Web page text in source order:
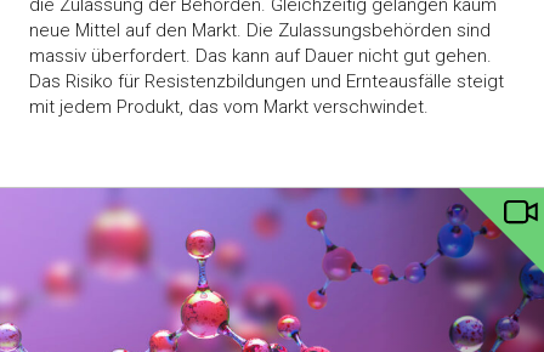
die Zulassung der Behörden. Gleichzeitig gelangen kaum
neue Mittel auf den Markt. Die Zulassungsbehörden sind
massiv überfordert. Das kann auf Dauer nicht gut gehen.
Das Risiko für Resistenzbildungen und Ernteausfälle steigt
mit jedem Produkt, das vom Markt verschwindet.